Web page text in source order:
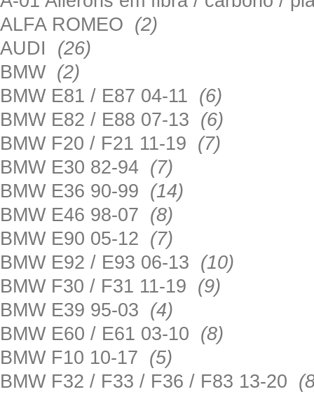
ALFA ROMEO (2)
AUDI (26)
BMW (2)
BMW E81 / E87 04-11 (6)
BMW E82 / E88 07-13 (6)
BMW F20 / F21 11-19 (7)
BMW E30 82-94 (7)
BMW E36 90-99 (14)
BMW E46 98-07 (8)
BMW E90 05-12 (7)
BMW E92 / E93 06-13 (10)
BMW F30 / F31 11-19 (9)
BMW E39 95-03 (4)
BMW E60 / E61 03-10 (8)
BMW F10 10-17 (5)
BMW F32 / F33 / F36 / F83 13-20